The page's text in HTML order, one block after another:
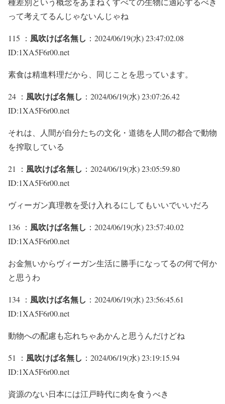
って考えてるんじゃないんじゃね
115 ： 風吹けば名無し ：2024/06/19(水) 23:47:02.08
ID:1XA5F6r00.net
素食は精進料理だから、同じことを思っています。
24 ： 風吹けば名無し ：2024/06/19(水) 23:07:26.42
ID:1XA5F6r00.net
それは、人間が自分たちの文化・道徳を人間の都合で動物
を搾取している
21 ： 風吹けば名無し ：2024/06/19(水) 23:05:59.80
ID:1XA5F6r00.net
ヴィーガン真理教を受け入れるにしてもいいでいいだろ
136 ： 風吹けば名無し ：2024/06/19(水) 23:57:40.02
ID:1XA5F6r00.net
お金無いからヴィーガン生活に勝手になってるの何で何か
と思うわ
134 ： 風吹けば名無し ：2024/06/19(水) 23:56:45.61
ID:1XA5F6r00.net
動物への配慮も忘れちゃあかんと思うんだけどね
51 ： 風吹けば名無し ：2024/06/19(水) 23:19:15.94
ID:1XA5F6r00.net
資源のない日本には江戸時代に肉を食うべき